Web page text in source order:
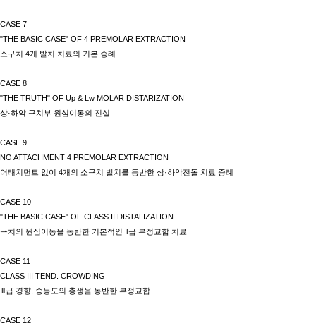
CASE 7
"THE BASIC CASE" OF 4 PREMOLAR EXTRACTION
소구치 4개 발치 치료의 기본 증례
CASE 8
"THE TRUTH" OF Up & Lw MOLAR DISTARIZATION
상·하악 구치부 원심이동의 진실
CASE 9
NO ATTACHMENT 4 PREMOLAR EXTRACTION
어태치먼트 없이
4개의 소구치 발치를 동반한 상·하악전돌 치료 증례
CASE 10
"THE BASIC CASE" OF CLASS II DISTALIZATION
구치의 원심이동을 동반한 기본적인
급 부정교합 치료
CASE 11
CLASS III TEND. CROWDING
급 경향 중등도의 총생을 동반한 부정교합
CASE 12